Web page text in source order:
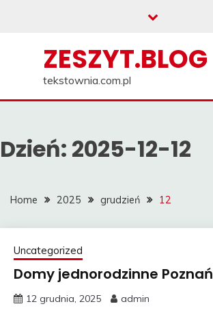
ZESZYT.BLOG
tekstownia.com.pl
Dzień: 2025-12-12
Home 2025 grudzień 12
Uncategorized
Domy jednorodzinne Poznań
12 grudnia, 2025 admin